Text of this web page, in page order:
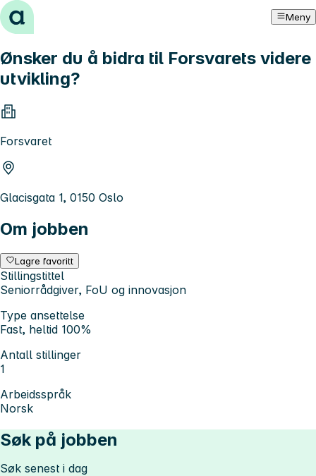
Hopp til innhold Meny
Ønsker du å bidra til Forsvarets videre
utvikling?
Forsvaret
Glacisgata 1, 0150 Oslo
Om jobben
Lagre favoritt
Stillingstittel
Seniorrådgiver, FoU og innovasjon
Type ansettelse
Fast, heltid 100%
Antall stillinger
1
Arbeidsspråk
Norsk
Søk på jobben
Søk senest i dag